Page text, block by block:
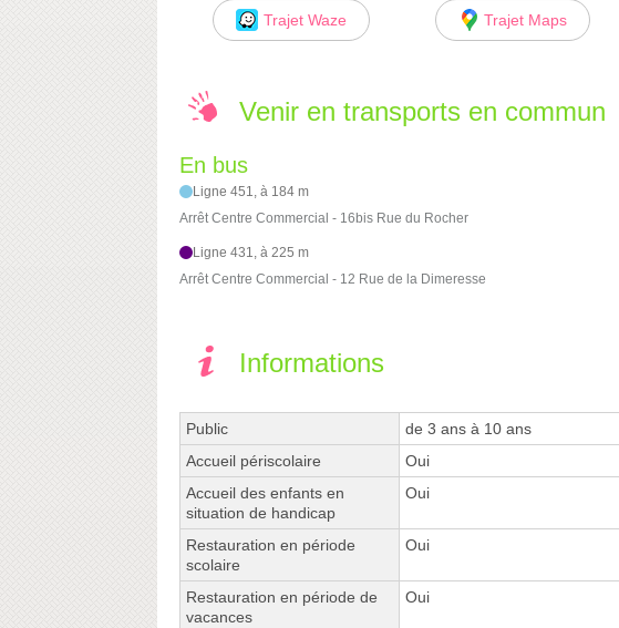
Trajet Waze Trajet Maps
Venir en transports en commun
En bus
Ligne 451, à 184 m
Arrêt Centre Commercial - 16bis Rue du Rocher
Ligne 431, à 225 m
Arrêt Centre Commercial - 12 Rue de la Dimeresse
Informations
Public
de 3 ans à 10 ans
Accueil périscolaire
Oui
Accueil des enfants en
situation de handicap
Oui
Restauration en période
scolaire
Oui
Restauration en période de
vacances
Oui